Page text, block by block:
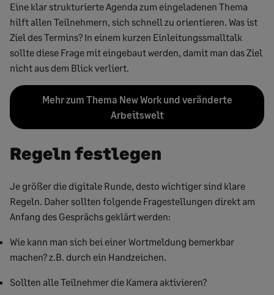
Eine klar strukturierte Agenda zum eingeladenen Thema
hilft allen Teilnehmern, sich schnell zu orientieren. Was ist
Ziel des Termins? In einem kurzen Einleitungssmalltalk
sollte diese Frage mit eingebaut werden, damit man das Ziel
nicht aus dem Blick verliert.
Mehr zum Thema New Work und veränderte
Arbeitswelt
Regeln festlegen
Je größer die digitale Runde, desto wichtiger sind klare
Regeln. Daher sollten folgende Fragestellungen direkt am
Anfang des Gesprächs geklärt werden:
Wie kann man sich bei einer Wortmeldung bemerkbar
machen? z.B. durch ein Handzeichen.
Sollten alle Teilnehmer die Kamera aktivieren?